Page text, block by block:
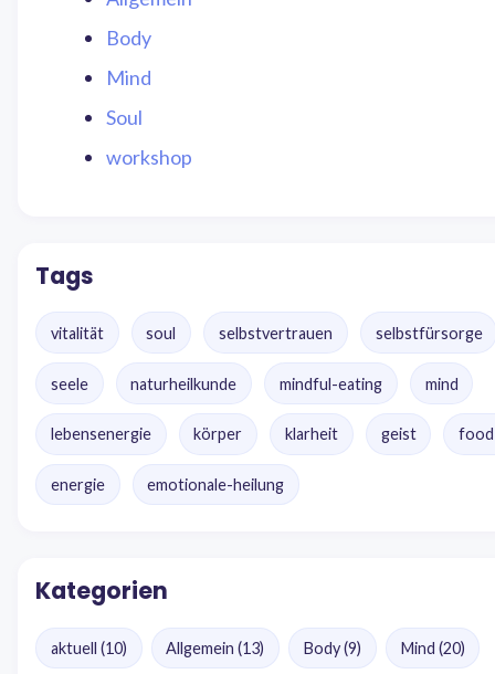
Body
Mind
Soul
workshop
Tags
vitalität soul selbstvertrauen selbstfürsorge
seele naturheilkunde mindful-eating mind
lebensenergie körper klarheit geist
energie emotionale-heilung
Kategorien
aktuell (10) Allgemein(13) Body(9) Mind (20)